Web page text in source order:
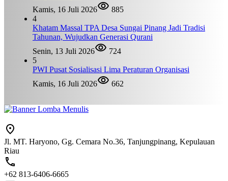
Kamis, 16 Juli 2026
885
4
Khatam Massal TPA Desa Sungai Pinang Jadi Tradisi
Tahunan, Wujudkan Generasi Qurani
Senin, 13 Juli 2026
724
5
PWI Pusat Sosialisasi Lima Peraturan Organisasi
Kamis, 16 Juli 2026
662
Jl. MT. Haryono, Gg. Cemara No.36, Tanjungpinang, Kepulauan
Riau
+62 813-6406-6665